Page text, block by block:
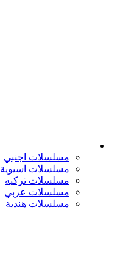
مسلسلات اجنبي
مسلسلات اسيوية
مسلسلات تركيه
مسلسلات عربي
مسلسلات هندية